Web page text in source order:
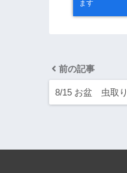
前の記事
8/15 お盆 虫取り